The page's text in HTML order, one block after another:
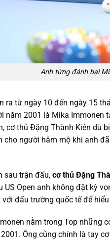
Anh từng đánh bại
ra từ ngày 10 đến ngày 15
năm 2001 là Mika Immonen
cơ thủ Đặng Thành Kiên dù
cho người hâm mộ khi anh
sau trận đấu, cơ thủ Đặng
US Open anh không đặt kỳ
đấu trường quốc tế để
nằm trong Top những
Ông cũng chính là tay